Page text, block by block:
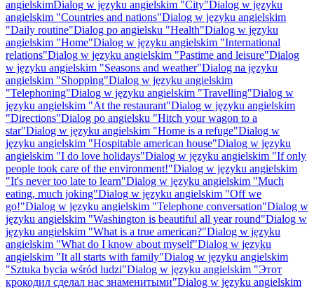
angielskimDialog w języku angielskim "City"Dialog w języku
angielskim "Countries and nations"Dialog w języku angielskim
"Daily routine"Dialog po angielsku "Health"Dialog w języku
angielskim "Home"Dialog w języku angielskim "International
relations"Dialog w języku angielskim "Pastime and leisure"Dialog
w języku angielskim "Seasons and weather"Dialog na języku
angielskim "Shopping"Dialog w języku angielskim
"Telephoning"Dialog w języku angielskim "Travelling"Dialog w
języku angielskim "At the restaurant"Dialog w języku angielskim
"Directions"Dialog po angielsku "Hitch your wagon to a
star"Dialog w języku angielskim "Home is a refuge"Dialog w
języku angielskim "Hospitable american house"Dialog w języku
angielskim "I do love holidays"Dialog w języku angielskim "If only
people took care of the environment!"Dialog w języku angielskim
"It's never too late to learn"Dialog w języku angielskim "Much
eating, much joking"Dialog w języku angielskim "Off we
go!"Dialog w języku angielskim "Telephone conversation"Dialog w
języku angielskim "Washington is beautiful all year round"Dialog w
języku angielskim "What is a true american?"Dialog w języku
angielskim "What do I know about myself"Dialog w języku
angielskim "It all starts with family"Dialog w języku angielskim
"Sztuka bycia wśród ludzi"Dialog w języku angielskim "Этот
крокодил сделал нас знаменитыми"Dialog w języku angielskim